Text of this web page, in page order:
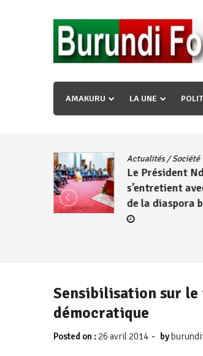
« Ingorane si ugupfa , ingorane ni
uzopfire neza umuryango n’igihugu
AMAKURU LA UNE
Actualités/Société
Le Président
s’entretient
de la diaspora
Sensibilisation sur le
démocratique
Posted on : 26 avril 2014 - by